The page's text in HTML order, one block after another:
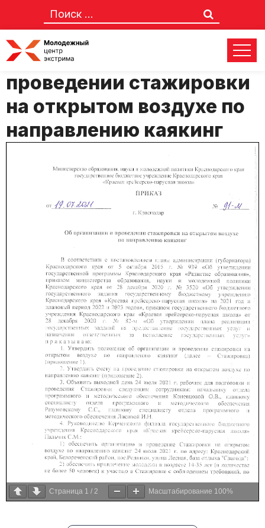
Приказ об организации и
проведении стажировки
на открытом воздухе по
направлению каякинг
Страница 1 / 2 Масштабирование 100%